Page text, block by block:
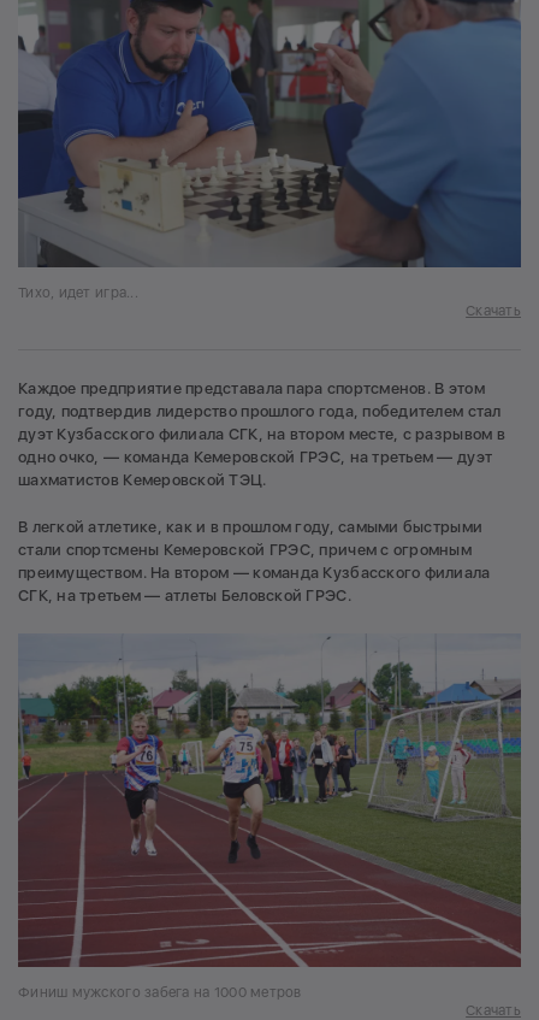
Тихо, идет игра...
Скачать
Каждое предприятие представала пара спортсменов. В этом
году, подтвердив лидерство прошлого года, победителем стал
дуэт Кузбасского филиала СГК, на втором месте, с разрывом в
одно очко, — команда Кемеровской ГРЭС, на третьем — дуэт
шахматистов Кемеровской ТЭЦ.
В легкой атлетике, как и в прошлом году, самыми быстрыми
стали спортсмены Кемеровской ГРЭС, причем с огромным
преимуществом. На втором — команда Кузбасского филиала
СГК, на третьем — атлеты Беловской ГРЭС.
Финиш мужского забега на 1000 метров
Скачать